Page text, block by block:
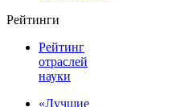
Рейтинги
Рейтинг
отраслей
науки
«Лучшие